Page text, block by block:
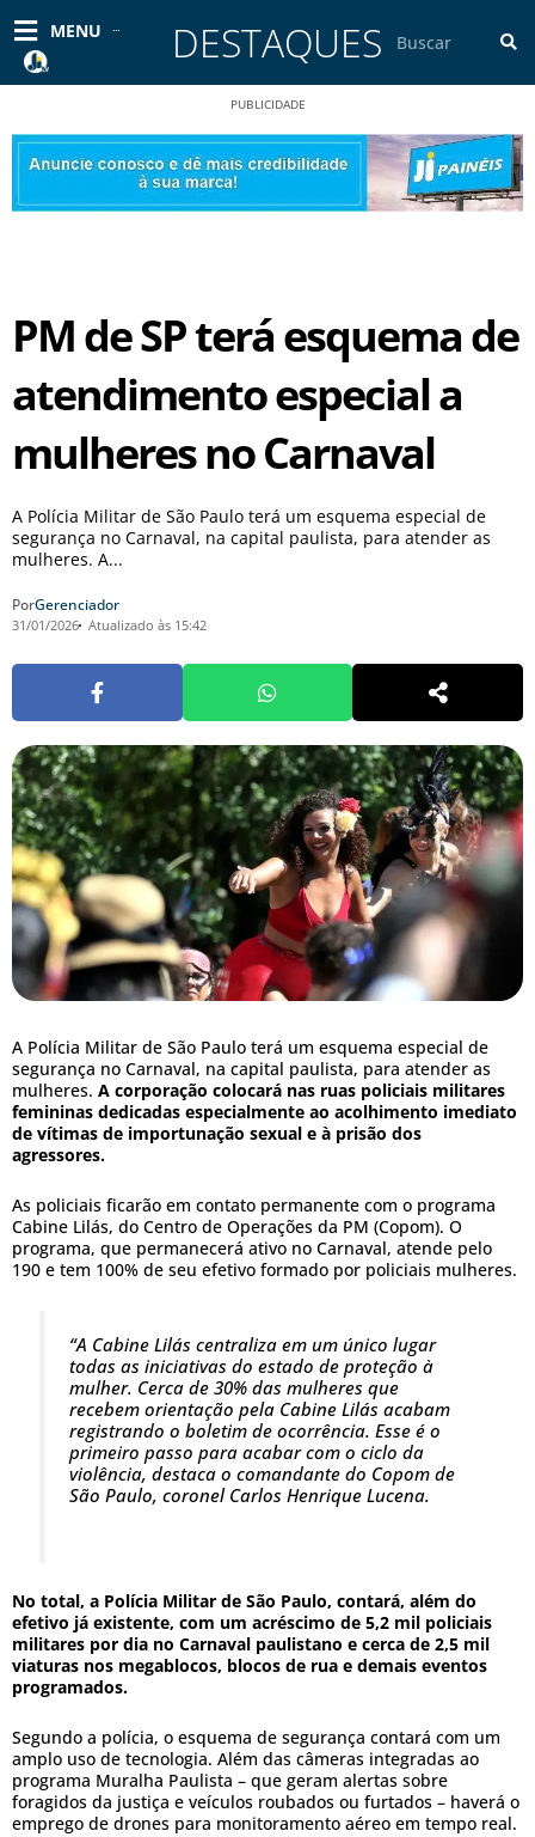
para
conteúdo
MENU DESTAQUES
PUBLICIDADE
PM de SP terá esquema de
atendimento especial a
mulheres no Carnaval
A Polícia Militar de São Paulo terá um esquema especial de
segurança no Carnaval, na capital paulista, para atender as
mulheres. A...
PorGerenciador
31/01/2026 Atualizado às 15:42
A Polícia Militar de São Paulo terá um esquema especial de
segurança no Carnaval, na capital paulista, para atender as
mulheres. A corporação colocará nas ruas policiais militares
femininas dedicadas especialmente ao acolhimento imediato
de vítimas de importunação sexual e à prisão dos
agressores.
As policiais ficarão em contato permanente com o programa
Cabine Lilás, do Centro de Operações da PM (Copom). O
programa, que permanecerá ativo no Carnaval, atende pelo
190 e tem 100% de seu efetivo formado por policiais mulheres.
“A Cabine Lilás centraliza em um único lugar
todas as iniciativas do estado de proteção à
mulher. Cerca de 30% das mulheres que
recebem orientação pela Cabine Lilás acabam
registrando o boletim de ocorrência. Esse é o
primeiro passo para acabar com o ciclo da
violência, destaca o comandante do Copom de
São Paulo, coronel Carlos Henrique Lucena.
No total, a Polícia Militar de São Paulo, contará, além do
efetivo já existente, com um acréscimo de 5,2 mil policiais
militares por dia no Carnaval paulistano e cerca de 2,5 mil
viaturas nos megablocos, blocos de rua e demais eventos
programados.
Segundo a polícia, o esquema de segurança contará com um
amplo uso de tecnologia. Além das câmeras integradas ao
programa Muralha Paulista – que geram alertas sobre
foragidos da justiça e veículos roubados ou furtados – haverá o
emprego de drones para monitoramento aéreo em tempo real.